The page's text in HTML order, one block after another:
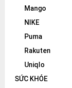
Mango
NIKE
Puma
Rakuten
Uniqlo
SỨC KHỎE